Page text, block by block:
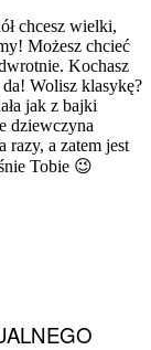
chcesz wielki,
Możesz chcieć
Kochasz
Wolisz klasykę?
jak z bajki
dziewczyna
razy, a zatem jest
Tobie 😉